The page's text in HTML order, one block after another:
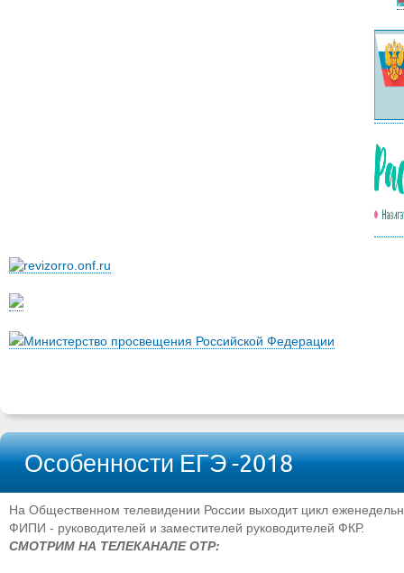
Министерство просвещения Российской Федерации
Особенности ЕГЭ -2018
На Общественном телевидении России выходит цикл
ФИПИ - руководителей и заместителей руководителей ФКР.
СМОТРИМ НА ТЕЛЕКАНАЛЕ ОТР: